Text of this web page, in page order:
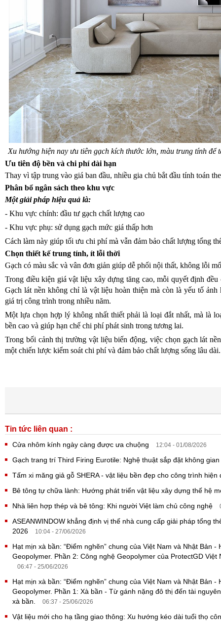
Xu hướng hiện nay ưu tiên gạch kích thước lớn, màu trung tính để
Ưu tiên độ bền và chi phí dài hạn
Thay vì tập trung vào giá ban đầu, nhiều gia chủ bắt đầu tính toán
Phân bổ ngân sách theo khu vực
Một giải pháp hiệu quả là:
- Khu vực chính: đầu tư gạch chất lượng cao
- Khu vực phụ: sử dụng gạch mức giá thấp hơn
Cách làm này giúp tối ưu chi phí mà vẫn đảm bảo chất lượng tổng
Chọn thiết kế trung tính, ít lỗi thời
Gạch có màu sắc và vân đơn giản giúp dễ phối nội thất, không lỗi
Trong điều kiện giá vật liệu xây dựng tăng cao, mỗi quyết định
Gạch lát nền không chỉ là vật liệu hoàn thiện mà còn là yếu tố
giá trị công trình trong nhiều năm.
Một lựa chọn hợp lý không nhất thiết phải là loại đắt nhất, mà là
bền cao và giúp hạn chế chi phí phát sinh trong tương lai.
Trong bối cảnh thị trường vật liệu biến động, việc chọn gạch lát
một chiến lược kiểm soát chi phí và đảm bảo chất lượng sống lâu dài.
Tin tức liên quan :
Cửa nhôm kính ngày càng được ưa chuộng 12:04 - 01/08/2026
Gạch trang trí Third Firing Eurotile: Nghệ thuật sắp đặt không
Tấm xi măng giả gỗ SHERA - vật liệu bền đẹp cho công trình hiện
Bê tông tự chữa lành: Hướng phát triển vật liệu xây dựng thế hệ
Nhà liên hợp thép và bê tông: Khi người Việt làm chủ công nghệ
ASEANWINDOW khẳng định vị thế nhà cung cấp giải pháp tổng
2026
10:04 - 27/06/2026
Hạt mịn xà bần: “Điểm nghẽn” chung của Việt Nam và Nhật Bản
Geopolymer. Phần 2: Công nghệ Geopolymer của ProtectGD
06:47 - 25/06/2026
Hạt mịn xà bần: “Điểm nghẽn” chung của Việt Nam và Nhật Bản
Geopolymer. Phần 1: Xà bần - Từ gánh nặng đô thị đến tài
xà bần.
06:37 - 25/06/2026
Vật liệu mới cho hạ tầng giao thông: Xu hướng kéo dài tuổi thọ